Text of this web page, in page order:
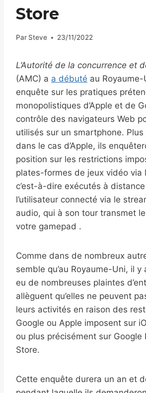
Store
Par Steve 23/11/2022
L’Autorité de la concurrence et
(AMC) a a débuté au Royaume-
enquête sur les pratiques
monopolistiques d’Apple et de
contrôle des navigateurs Web
utilisés sur un smartphone.
dans le cas d’Apple, ils
position sur les restrictions
plates-formes de jeux vidéo via
c’est-à-dire exécutés à
l’utilisateur connecté via le
audio, qui à son tour transmet
votre gamepad .
Comme dans de nombreux
semble qu’au Royaume-Uni, il
eu de nombreuses plaintes
allèguent qu’elles ne peuvent
leurs activités en raison des
Google ou Apple imposent sur
ou plus précisément sur Google
Store.
Cette enquête durera un an et